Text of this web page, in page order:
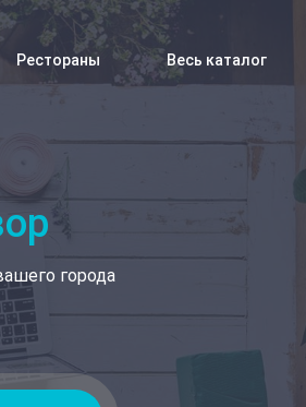
Рестораны Весь каталог
города